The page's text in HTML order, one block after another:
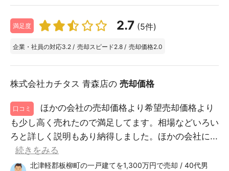
満足度 2.7 (5件)
企業・社員の対応3.2 / 売却スピード2.8 / 売却価格2.0
株式会社カチタス 青森店の 売却価格
口コミ
ほかの会社の売却価格より希望売却価格より
も少し高く売れたので満足してます。相場などいろい
ろと詳しく説明もあり納得しました。ほかの会社に...
続きをみる
北津軽郡板柳町の一戸建てを1,300万円で売却 / 40代男